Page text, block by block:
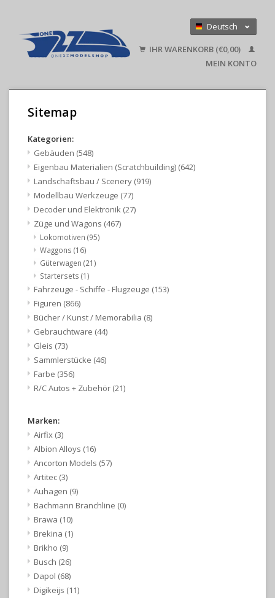
Deutsch
English
IHR WARENKORB (€0,00)
MEIN KONTO
Sitemap
Kategorien:
Gebäuden (548)
Eigenbau Materialien (Scratchbuilding) (642)
Landschaftsbau / Scenery (919)
Modellbau Werkzeuge (77)
Decoder und Elektronik (27)
Züge und Wagons (467)
Lokomotiven (95)
Waggons (16)
Güterwagen (21)
Startersets (1)
Fahrzeuge - Schiffe - Flugzeuge (153)
Figuren (866)
Bücher / Kunst / Memorabilia (8)
Gebrauchtware (44)
Gleis (73)
Sammlerstücke (46)
Farbe (356)
R/C Autos + Zubehör (21)
Marken:
Airfix (3)
Albion Alloys (16)
Ancorton Models (57)
Artitec (3)
Auhagen (9)
Bachmann Branchline (0)
Brawa (10)
Brekina (1)
Brikho (9)
Busch (26)
Dapol (68)
Digikeijs (11)